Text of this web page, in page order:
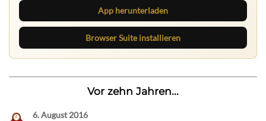
App herunterladen
Browser Suite installieren
Vor zehn Jahren...
6. August 2016